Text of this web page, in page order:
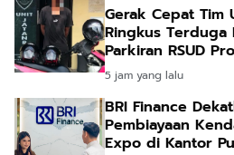
Gerak Cepat Tim
Ringkus
Parkiran RSUD
5 jam yang lalu
BRI Finance
Pembiayaan
Expo di Kantor